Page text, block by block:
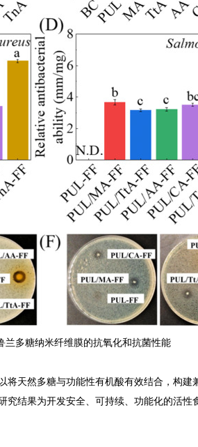
兰多糖纳米纤维膜的抗氧化和抗菌性能
将天然多糖与功能性有机酸有效结合，构建
结果为开发安全、可持续、功能化的活性